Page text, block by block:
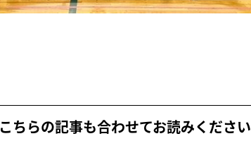
こちらの記事も合わせてお読みください